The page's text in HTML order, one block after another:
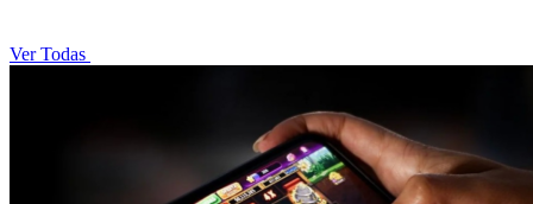
Ver Todas